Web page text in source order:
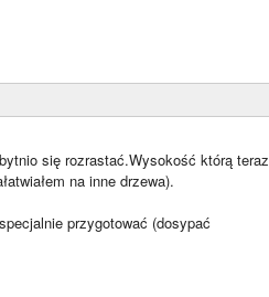
się rozrastać.Wysokość którą teraz
na inne drzewa).
przygotować (dosypać